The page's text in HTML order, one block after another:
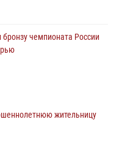
чемпионата России
жительницу